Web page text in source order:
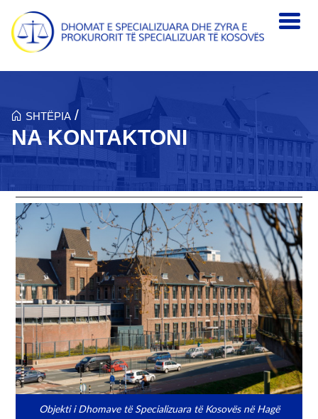
Skip to main content
SHTËPIA /
NA KONTAKTONI
Objekti i Dhomave të Specializuara të Kosovës në Hagë